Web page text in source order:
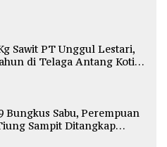
Sawit PT Unggul Lestari,
di Telaga Antang Kotim
Bungkus Sabu, Perempuan
Sampit Ditangkap